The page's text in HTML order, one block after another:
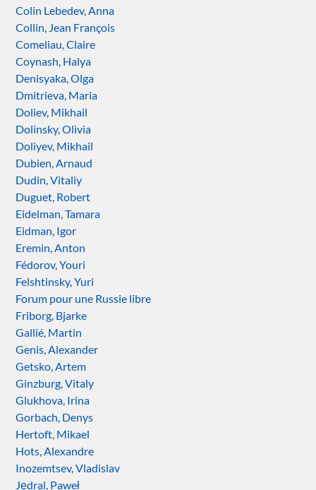
Colin Lebedev, Anna
Collin, Jean François
Comeliau, Claire
Coynash, Halya
Denisyaka, Olga
Dmitrieva, Maria
Doliev, Mikhail
Dolinsky, Olivia
Doliyev, Mikhail
Dubien, Arnaud
Dudin, Vitaliy
Duguet, Robert
Eidelman, Tamara
Eidman, Igor
Eremin, Anton
Fédorov, Youri
Felshtinsky, Yuri
Forum pour une Russie libre
Friborg, Bjarke
Gallié, Martin
Genis, Alexander
Getsko, Artem
Ginzburg, Vitaly
Glukhova, Irina
Gorbach, Denys
Hertoft, Mikael
Hots, Alexandre
Inozemtsev, Vladislav
Jędral, Paweł